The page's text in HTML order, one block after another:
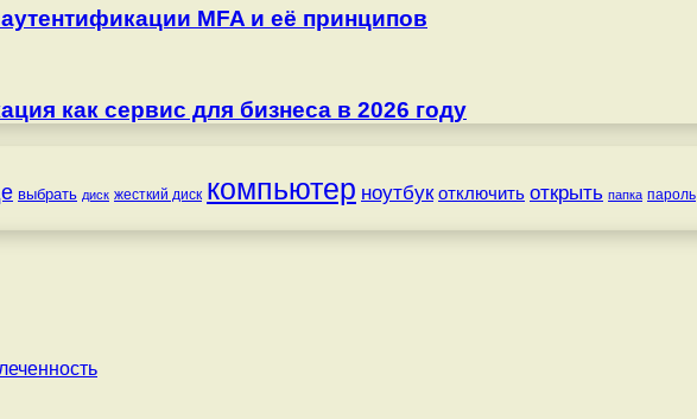
MFA и её принципов
как сервис для бизнеса в 2026 году
выбрать диск жесткий диск компьютер ноутбук отключить открыть папка пароль